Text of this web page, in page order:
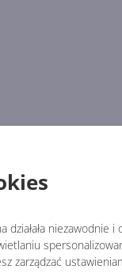
niezawodnie i
zarządzać